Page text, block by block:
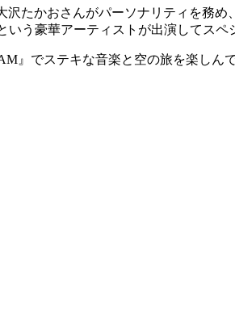
たかおさんがパーソナリティを務
う豪華アーティストが出演してスペ
』でステキな音楽と空の旅を楽しん